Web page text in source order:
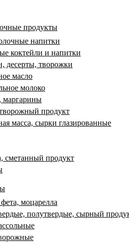
продукты
напитки
коктейли и напитки
десерты, творожки
масло
молоко
маргарины
продукт
масса, сырки глазированные
сметанный продукт
моцарелла
полутвердые, сырный